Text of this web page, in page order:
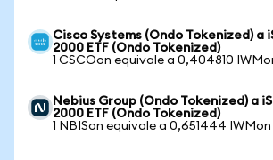
Cisco Systems (Ondo Tokenized) a
2000 ETF (Ondo Tokenized)
1 CSCOon equivale a 0,404810
Nebius Group (Ondo Tokenized) a
2000 ETF (Ondo Tokenized)
1 NBISon equivale a 0,651444 IWMon